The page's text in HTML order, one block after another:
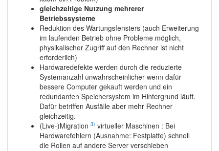
gleichzeitige Nutzung mehrerer
Betriebssysteme
Reduktion des Wartungsfensters (auch Erweiterung
im laufenden Betrieb ohne Probleme möglich,
physikalischer Zugriff auf den Rechner ist nicht
erforderlich)
Hardwaredefekte werden durch die reduzierte
Systemanzahl unwahrscheinlicher wenn dafür
bessere Computer gekauft werden und ein
redundanten Speichersystem im Hintergrund läuft.
Dafür betriffen Ausfälle aber mehr Rechner
gleichzeitig.
(Live-)Migration 3) virtueller Maschinen : Bei
Hardwarefehlern (Ausnahme: Festplatte) schnell
die Rollen auf andere Server verschieben